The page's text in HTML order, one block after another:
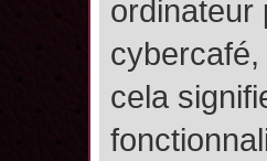
ordinateur
cela